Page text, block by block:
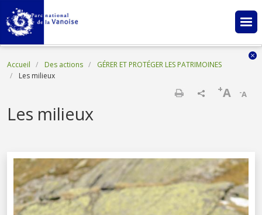
Aller au contenu principal
Fil d'Ariane
Accueil Des actions
GÉRER ET PROTÉGER LES PATRIMOINES
Les milieux
-A
+A
Les milieux